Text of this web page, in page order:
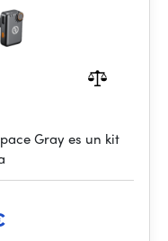
Gray es un kit